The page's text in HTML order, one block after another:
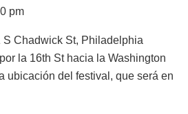
pm
S Chadwick St, Philadelphia
la 16th St hacia la Washington
ubicación del festival, que será en